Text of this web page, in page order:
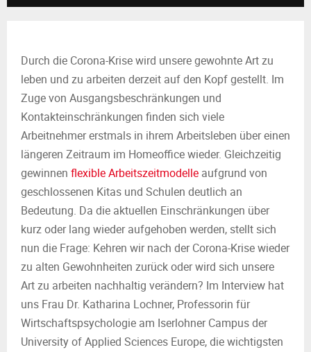
N
Durch die Corona-Krise wird unsere gewohnte Art zu
leben und zu arbeiten derzeit auf den Kopf gestellt. Im
Zuge von Ausgangsbeschränkungen und
Kontakteinschränkungen finden sich viele
Arbeitnehmer erstmals in ihrem Arbeitsleben über einen
längeren Zeitraum im Homeoffice wieder. Gleichzeitig
gewinnen flexible Arbeitszeitmodelle aufgrund von
geschlossenen Kitas und Schulen deutlich an
Bedeutung. Da die aktuellen Einschränkungen über
kurz oder lang wieder aufgehoben werden, stellt sich
nun die Frage: Kehren wir nach der Corona-Krise wieder
zu alten Gewohnheiten zurück oder wird sich unsere
Art zu arbeiten nachhaltig verändern? Im Interview hat
uns Frau Dr. Katharina Lochner, Professorin für
Wirtschaftspsychologie am Iserlohner Campus der
University of Applied Sciences Europe, die wichtigsten